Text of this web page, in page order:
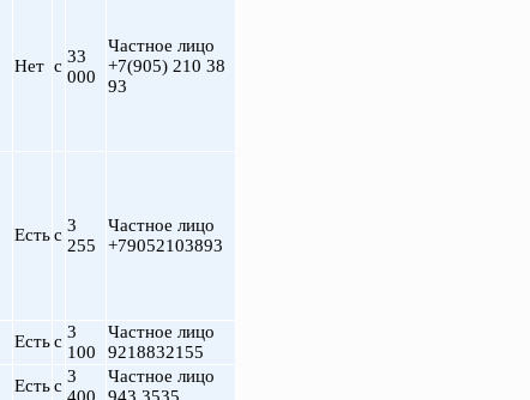
Нет с 33
000
Частное лицо
+7(905) 210 38
93
Естьс 3
255
Частное лицо
+79052103893
Естьс 3
100
Частное лицо
9218832155
Естьс 3
Частное лицо